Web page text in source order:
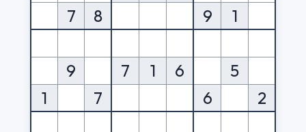
7
8 9 1
9 7 1 6
5
1
7 6 2